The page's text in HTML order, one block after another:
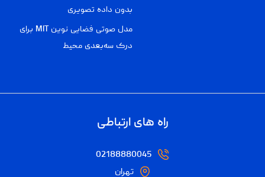
بدون داده تصویری
مدل صوتی فضایی نوین MIT برای
درک سه‌بعدی محیط
راه های ارتباطی
02188880045
تهران